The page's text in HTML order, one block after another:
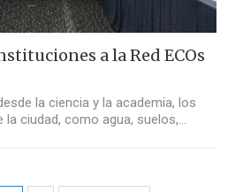
a la Red ECOs
la ciencia y la academia, los
la ciudad, como agua, suelos,…